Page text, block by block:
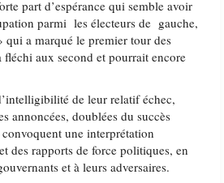
part d’espérance qui semble avoir
parmi les électeurs de gauche,
a marqué le premier tour des
aux second et pourrait encore
de leur relatif échec,
annoncées, doublées du succès
une interprétation
des rapports de force politiques, en
et à leurs adversaires.